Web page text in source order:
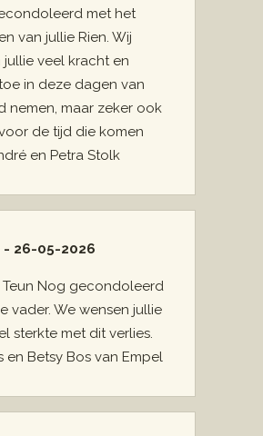
met het
van jullie Rien. Wij
jullie veel kracht en
in deze dagen van
nemen, maar zeker ook
de tijd die komen
en Petra Stolk
- 26-05-2026
Teun Nog gecondoleerd
vader. We wensen jullie
sterkte met dit verlies.
en Betsy Bos van Empel